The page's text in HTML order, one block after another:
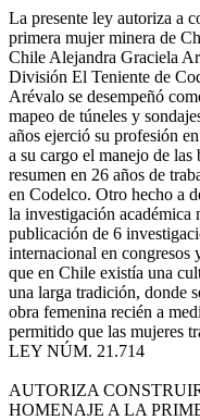
La presente ley autoriza a
primera mujer minera de
Chile Alejandra Graciela
División El Teniente de
Arévalo se desempeñó
mapeo de túneles y
años ejerció su profesión
a su cargo el manejo de las
resumen en 26 años de
en Codelco. Otro hecho a
la investigación académica
publicación de 6
internacional en congresos
que en Chile existía una
una larga tradición, donde
obra femenina recién a
permitido que las mujeres
LEY NÚM. 21.714
AUTORIZA
HOMENAJE A LA